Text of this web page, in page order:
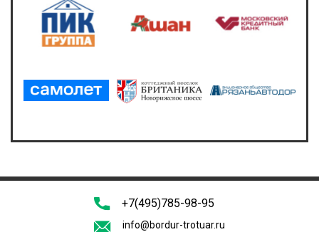
+7(495)785-98-95
info@bordur-trotuar.ru